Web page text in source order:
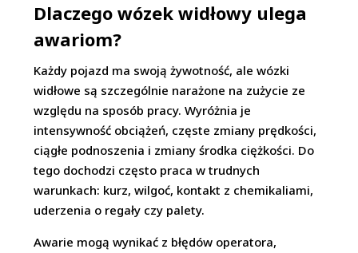
Dlaczego wózek widłowy ulega
awariom?
Każdy pojazd ma swoją żywotność, ale wózki
widłowe są szczególnie narażone na zużycie ze
względu na sposób pracy. Wyróżnia je
intensywność obciążeń, częste zmiany prędkości,
ciągłe podnoszenia i zmiany środka ciężkości. Do
tego dochodzi często praca w trudnych
warunkach: kurz, wilgoć, kontakt z chemikaliami,
uderzenia o regały czy palety.
Awarie mogą wynikać z błędów operatora,